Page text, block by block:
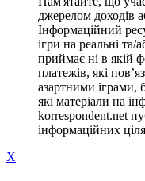
джерелом доходів
Інформаційний
ігри на реальні та/
приймає ні в якій
платежів, які
азартними іграми,
які матеріали на
korrespondent.net
інформаційних
X